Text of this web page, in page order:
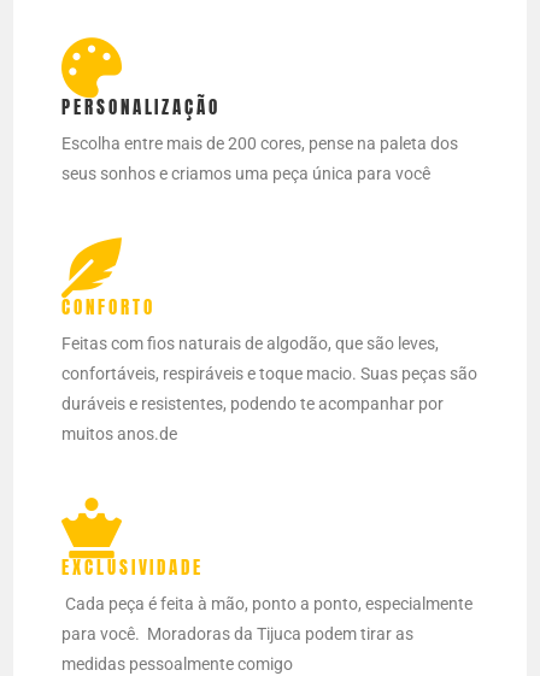
PERSONALIZAÇÃO
Escolha entre mais de 200 cores, pense na paleta dos
seus sonhos e criamos uma peça única para você
CONFORTO
Feitas com fios naturais de algodão, que são leves,
confortáveis, respiráveis e toque macio. Suas peças são
duráveis e resistentes, podendo te acompanhar por
muitos anos.de
EXCLUSIVIDADE
Cada peça é feita à mão, ponto a ponto, especialmente
para você. Moradoras da Tijuca podem tirar as
medidas pessoalmente comigo